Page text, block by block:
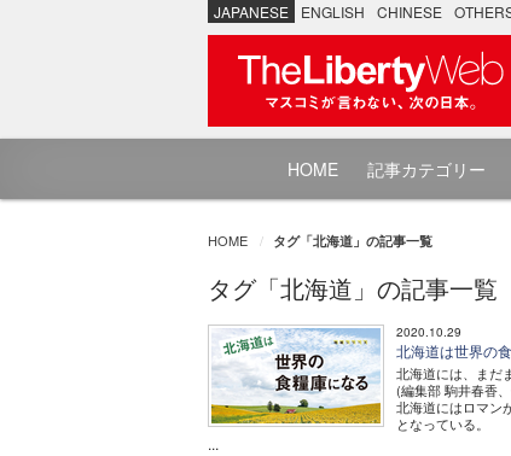
JAPANESE ENGLISH CHINESE
HOME 記事カテゴリー
HOME タグ「北海道」の記事一覧
タグ「北海道」の記事一覧
2020.10.29
北海道は世界の
北海道には、まだ
(編集部 駒井春香
北海道にはロマン
となっている。
...